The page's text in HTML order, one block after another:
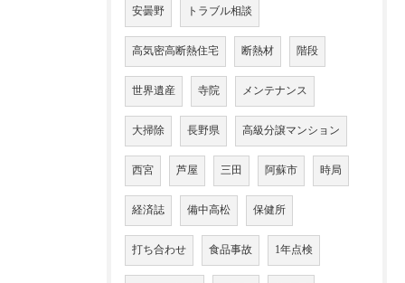
安曇野 トラブル相談
高気密高断熱住宅 断熱材 階段
世界遺産 寺院 メンテナンス
大掃除 長野県 高級分譲マンション
西宮 芦屋 三田 阿蘇市 時局
経済誌 備中高松 保健所
打ち合わせ 食品事故 1年点検